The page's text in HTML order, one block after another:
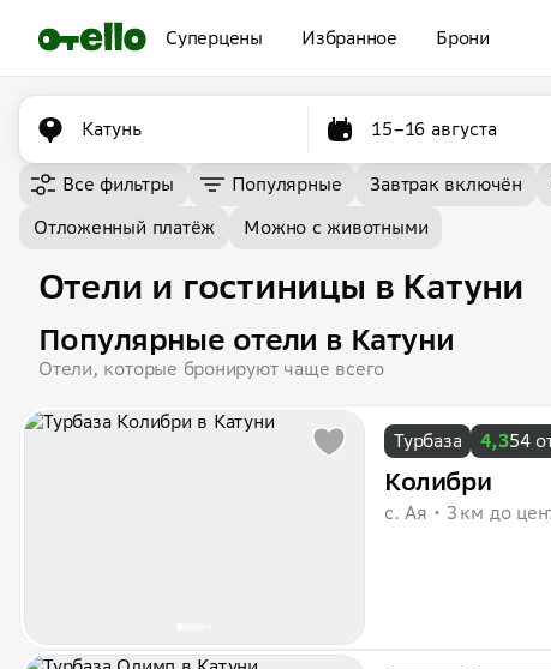
Суперцены Избранное Брони
Катунь 15–16 августа
Все фильтры Популярные Завтрак включён
Отложенный платёж
Можно с животными
Отели и гостиницы в Катуни
Популярные отели в Катуни
Отели, которые бронируют чаще всего
Турбаза 4,354
Колибри
с. Ая 3 км до